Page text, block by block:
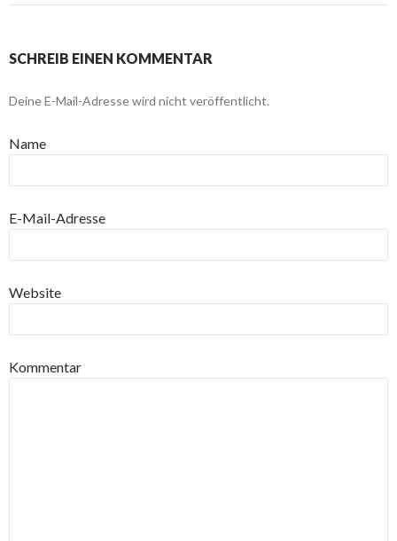
SCHREIB EINEN KOMMENTAR
Deine E-Mail-Adresse wird nicht veröffentlicht.
Name
E-Mail-Adresse
Website
Kommentar